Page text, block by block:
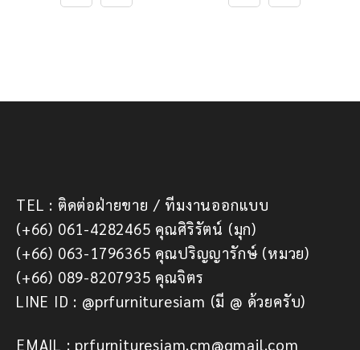
TEL : ติดต่อฝ่ายขาย / ทีมงานออกแบบ
(+66) 061-4282465 คุณศิริรัตน์ (มุก)
(+66) 063-1796365 คุณปริญญารักษ์ (หมวย)
(+66) 089-8207935 คุณจิตร